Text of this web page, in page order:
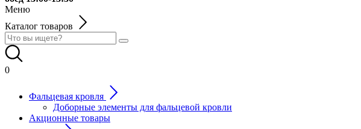
Меню
Каталог товаров
0
Фальцевая кровля
Доборные элементы для фальцевой кровли
Акционные товары